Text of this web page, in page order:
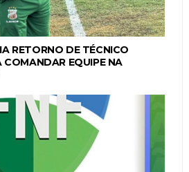
RETORNO DE TÉCNICO
COMANDAR EQUIPE NA